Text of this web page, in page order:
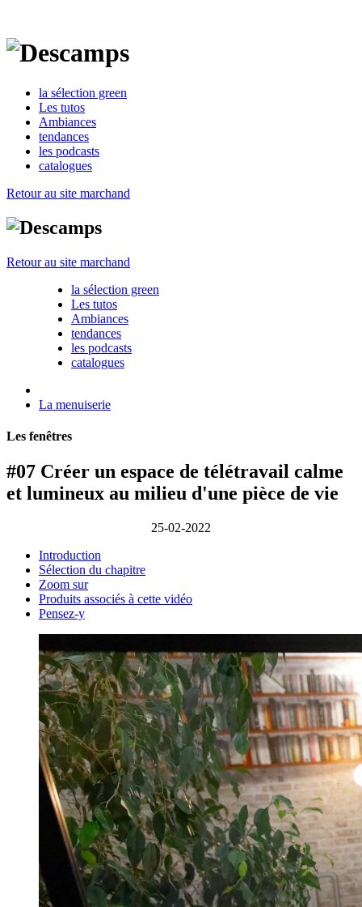
la sélection green
Les tutos
Ambiances
tendances
les podcasts
catalogues
Retour au site marchand
Retour au site marchand
la sélection green
Les tutos
Ambiances
tendances
les podcasts
catalogues
La menuiserie
Les fenêtres
#07 Créer un espace de télétravail calme
et lumineux au milieu d'une pièce de vie
25-02-2022
Introduction
Sélection du chapitre
Zoom sur
Produits associés à cette vidéo
Pensez-y